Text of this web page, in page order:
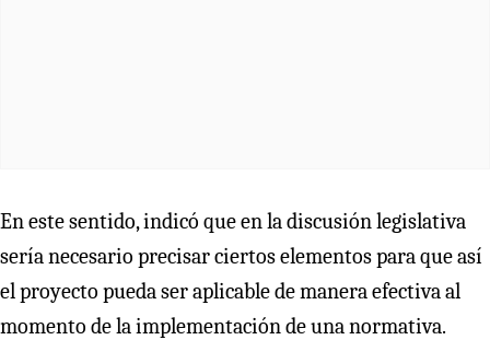
En este sentido, indicó que en la discusión legislativa
sería necesario precisar ciertos elementos para que así
el proyecto pueda ser aplicable de manera efectiva al
momento de la implementación de una normativa.